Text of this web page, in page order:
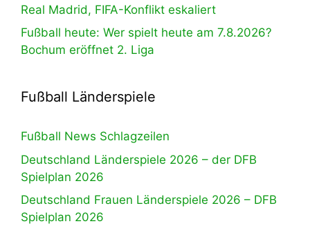
Real Madrid, FIFA-Konflikt eskaliert
Fußball heute: Wer spielt heute am 7.8.2026?
Bochum eröffnet 2. Liga
Fußball Länderspiele
Fußball News Schlagzeilen
Deutschland Länderspiele 2026 – der DFB
Spielplan 2026
Deutschland Frauen Länderspiele 2026 – DFB
Spielplan 2026